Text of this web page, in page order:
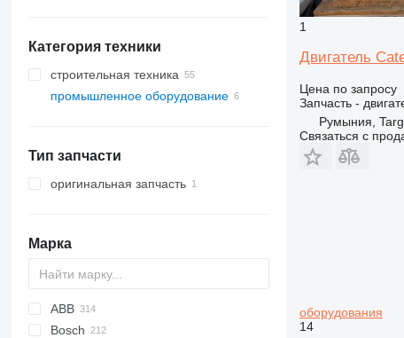
Категория техники
строительная техника
экскаваторы
грейдеры
фронтальные погрузчики
другая спецтехника
промышленное оборудование
другие генераторы
Тип запчасти
оригинальная запчасть
Марка
ABB
GA
BG
EVS
VT
Bosch
1
Двигатель
Цена по запросу
Запчасть -
Румыния,
Связаться с
оборудования
14